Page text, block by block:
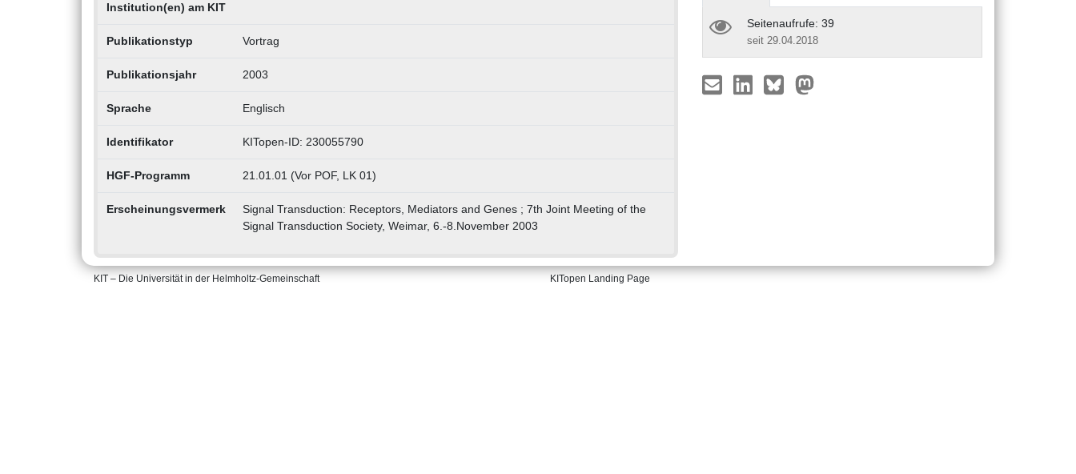
Institution(en) am KIT
Publikationstyp Vortrag
Publikationsjahr 2003
Sprache Englisch
Identifikator KITopen-ID: 230055790
HGF-Programm 21.01.01 (Vor POF, LK 01)
Erscheinungsvermerk
Signal Transduction: Receptors, Mediators and Genes ; 7th Joint Meeting of the
Signal Transduction Society, Weimar, 6.-8.November 2003
Seitenaufrufe: 39
seit 29.04.2018
KIT – Die Universität in der Helmholtz-Gemeinschaft KITopen Landing Page